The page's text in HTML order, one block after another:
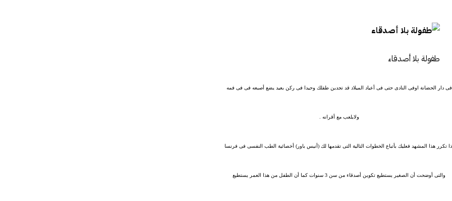
طفولة بلا أصدقاء
فى دار الحضانة اوفى النادى حتى فى أعياد الميلاد قد تجدين طفلك وحيدا فى ركن بعيد يضع أصبعه فى فى فمه
ولايلعب مع أقرانه .
تكرر هذا المشهد فعليك بأتباع الخطوات التالية التى تقدمها لك (أنيس باور) أخصائية الطب النفسى فى فرنسا
والتى أوضحت أن الصغير يستطيع تكوين أصدقاء من سن 3 سنوات كما أن الطفل من هذا العمر يستطيع